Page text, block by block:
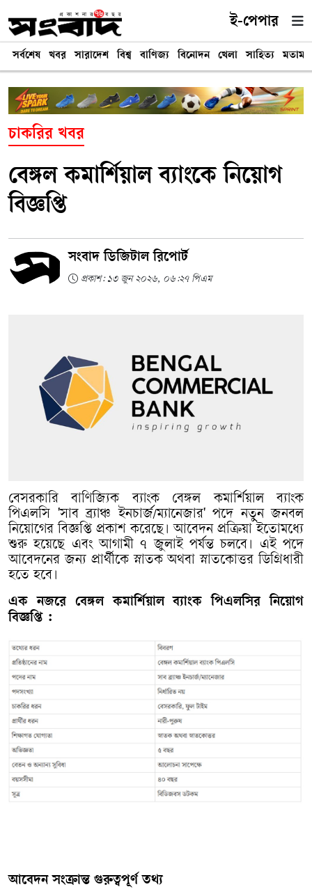
ই-পেপার
সর্বশেষ খবর সারাদেশ বিশ্ব বাণিজ্য বিনোদন খেলা সাহিত্য মতামত
চাকরির খবর
বেঙ্গল কমার্শিয়াল ব্যাংকে নিয়োগ
বিজ্ঞপ্তি
সংবাদ ডিজিটাল রিপোর্ট
প্রকাশ: ১৩ জুন ২০২৬, ০৬:২৭ পিএম
বেসরকারি বাণিজ্যিক ব্যাংক বেঙ্গল কমার্শিয়াল ব্যাংক
পিএলসি 'সাব ব্র্যাঞ্চ ইনচার্জ/ম্যানেজার' পদে নতুন জনবল
নিয়োগের বিজ্ঞপ্তি প্রকাশ করেছে। আবেদন প্রক্রিয়া ইতোমধ্যে
শুরু হয়েছে এবং আগামী ৭ জুলাই পর্যন্ত চলবে। এই পদে
আবেদনের জন্য প্রার্থীকে স্নাতক অথবা স্নাতকোত্তর ডিগ্রিধারী
হতে হবে।
এক নজরে বেঙ্গল কমার্শিয়াল ব্যাংক পিএলসির নিয়োগ
বিজ্ঞপ্তি :
আবেদন সংক্রান্ত গুরুত্বপূর্ণ তথ্য